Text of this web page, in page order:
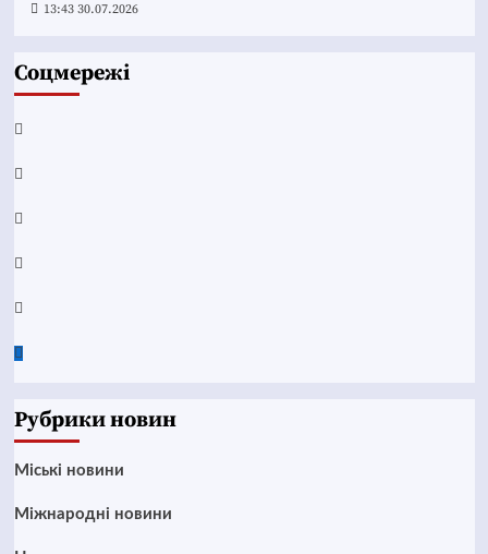
13:43 30.07.2026
Соцмережі
Facebook
YouTube
Telegram
Instagram
Twitter
Google
Рубрики новин
Mіські новини
Міжнародні новини